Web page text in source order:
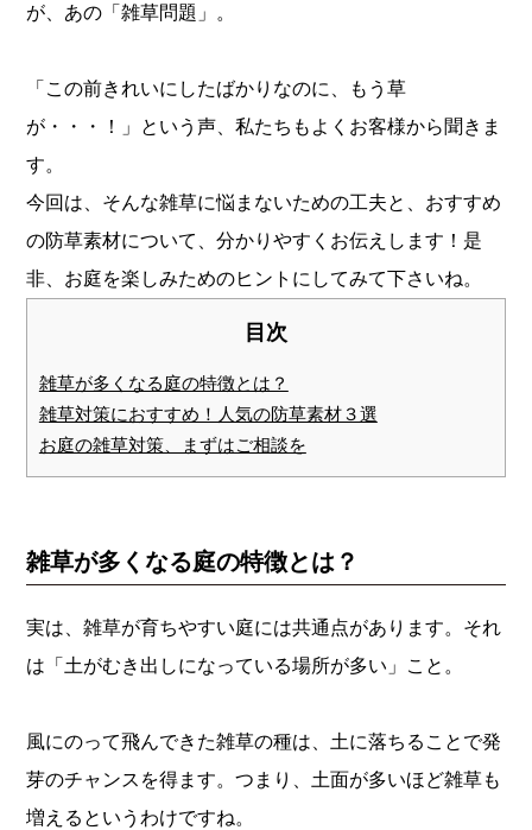
が、あの「雑草問題」。
「この前きれいにしたばかりなのに、もう草
が・・・！」という声、私たちもよくお客様から聞きま
す。
今回は、そんな雑草に悩まないための工夫と、おすすめ
の防草素材について、分かりやすくお伝えします！是
非、お庭を楽しみためのヒントにしてみて下さいね。
目次
雑草が多くなる庭の特徴とは？
雑草対策におすすめ！人気の防草素材３選
お庭の雑草対策、まずはご相談を
雑草が多くなる庭の特徴とは？
実は、雑草が育ちやすい庭には共通点があります。それ
は「土がむき出しになっている場所が多い」こと。
風にのって飛んできた雑草の種は、土に落ちることで発
芽のチャンスを得ます。つまり、土面が多いほど雑草も
増えるというわけですね。